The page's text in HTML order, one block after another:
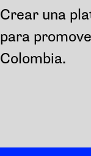
Crear una
para
Colombia.